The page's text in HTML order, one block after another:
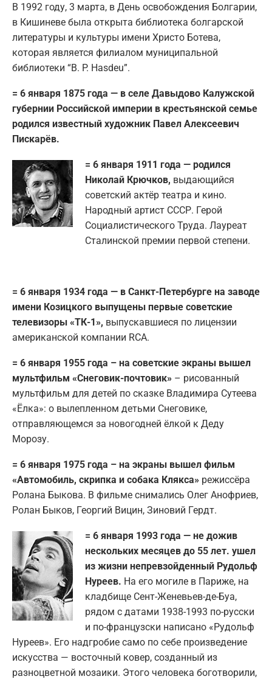
В 1992 году, 3 марта, в День освобождения Болгарии,
в Кишиневе была открыта библиотека болгарской
литературы и культуры имени Христо Ботева,
которая является филиалом муниципальной
библиотеки “B. P. Hasdeu”.
= 6 января 1875 года — в селе Давыдово Калужской
губернии Российской империи в крестьянской семье
родился известный художник Павел Алексеевич
Пискарёв.
= 6 января 1911 года — родился
Николай Крючков, выдающийся
советский актёр театра и кино.
Народный артист СССР. Герой
Социалистического Труда. Лауреат
Сталинской премии первой степени.
= 6 января 1934 года — в Санкт-Петербурге на заводе
имени Козицкого выпущены первые советские
телевизоры «ТК-1», выпускавшиеся по лицензии
американской компании RCA.
= 6 января 1955 года – на советские экраны вышел
мультфильм «Снеговик-почтовик» – рисованный
мультфильм для детей по сказке Владимира Сутеева
«Ёлка»: о вылепленном детьми Снеговике,
отправляющемся за новогодней ёлкой к Деду
Морозу.
= 6 января 1975 года – на экраны вышел фильм
«Автомобиль, скрипка и собака Клякса» режиссёра
Ролана Быкова. В фильме снимались Олег Анофриев,
Ролан Быков, Георгий Вицин, Зиновий Гердт.
= 6 января 1993 года — не дожив
нескольких месяцев до 55 лет. ушел
из жизни непревзойденный Рудольф
Нуреев. На его могиле в Париже, на
кладбище Сент-Женевьев-де-Буа,
рядом с датами 1938-1993 по-русски
и по-французски написано «Рудольф
Нуреев». Его надгробие само по себе произведение
искусства — восточный ковер, созданный из
разноцветной мозаики. Этого человека боготворили,